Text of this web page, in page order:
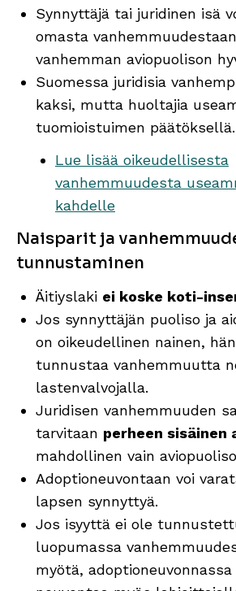
Synnyttäjä tai juridinen isä
omasta
vanhemman aviopuolison
Suomessa juridisia
kaksi, mutta huoltajia
tuomioistuimen päätöksellä.
Lue lisää oikeudellisesta
vanhemmuudesta
kahdelle
Naisparit ja
tunnustaminen
Äitiyslaki ei koske koti-
Jos synnyttäjän puoliso ja
on oikeudellinen nainen, hän
tunnustaa vanhemmuutta
lastenvalvojalla.
Juridisen vanhemmuuden
tarvitaan perheen sisäinen
mahdollinen vain
Adoptioneuvontaan voi
lapsen synnyttyä.
Jos isyyttä ei ole
luopumassa
myötä,